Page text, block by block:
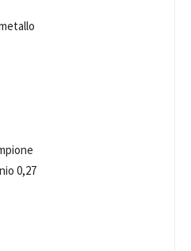
0,27